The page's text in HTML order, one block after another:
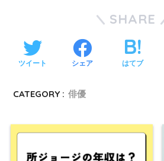
SHARE
ツイート シェア はてブ
CATEGORY : 俳優